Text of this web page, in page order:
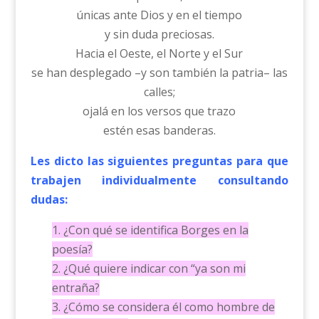
únicas ante Dios y en el tiempo
y sin duda preciosas.
Hacia el Oeste, el Norte y el Sur
se han desplegado –y son también la patria– las
calles;
ojalá en los versos que trazo
estén esas banderas.
Les dicto las siguientes preguntas para que
trabajen individualmente consultando
dudas:
1. ¿Con qué se identifica Borges en la
poesía?
2. ¿Qué quiere indicar con “ya son mi
entraña?
3. ¿Cómo se considera él como hombre de